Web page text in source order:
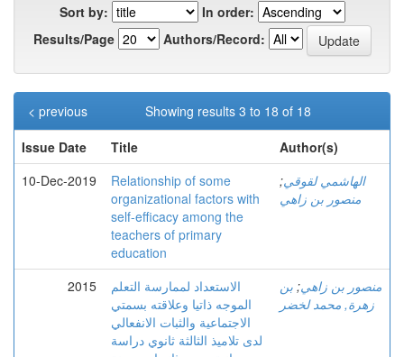
Sort by:
In order:
Results/Page
Authors/Record:
Showing results 3 to 18 of 18
< previous
Issue Date
Title
Author(s)
10-Dec-2019
Relationship of some
organizational factors with
self-efficacy among the
teachers of primary
education
الهاشمي لقوقي;
منصور بن زاهي
2015
الاستعداد لممارسة التعلم
الموجه ذاتيا وعلاقته بسمتي
الاجتماعية والثبات الانفعالي
لدى تلاميذ الثالثة ثانوي دراسة
منصور بن زاهي; بن
زهرة, محمد لخضر